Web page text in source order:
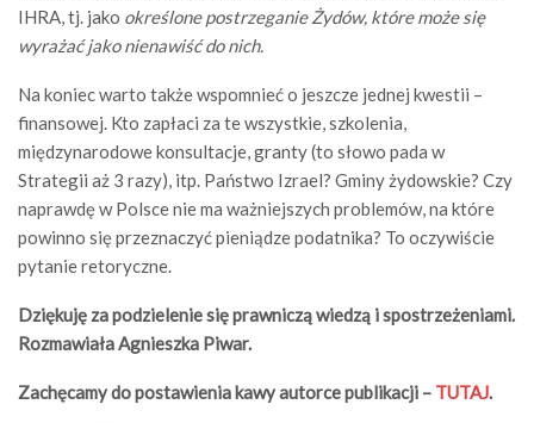
IHRA, tj. jako określone postrzeganie Żydów, które może się
wyrażać jako nienawiść do nich.
Na koniec warto także wspomnieć o jeszcze jednej kwestii –
finansowej. Kto zapłaci za te wszystkie, szkolenia,
międzynarodowe konsultacje, granty (to słowo pada w
Strategii aż 3 razy), itp. Państwo Izrael? Gminy żydowskie? Czy
naprawdę w Polsce nie ma ważniejszych problemów, na które
powinno się przeznaczyć pieniądze podatnika? To oczywiście
pytanie retoryczne.
Dziękuję za podzielenie się prawniczą wiedzą i spostrzeżeniami.
Rozmawiała Agnieszka Piwar.
Zachęcamy do postawienia kawy autorce publikacji – TUTAJ.